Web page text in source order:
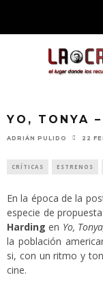
YO, TONYA
ADRIÁN PULIDO 22
CRÍTICAS ESTRENOS
En la época de la
especie de
Harding en Yo,
la población
si, con un ritmo y
cine.